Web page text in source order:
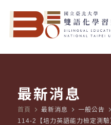
最新消息
首頁 navigate_next 最新消息 navigate_next 一般公告 navigate_next
114-2【培力英語能力檢定測